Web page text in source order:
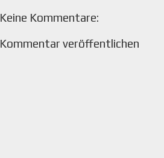
Keine Kommentare:
Kommentar veröffentlichen